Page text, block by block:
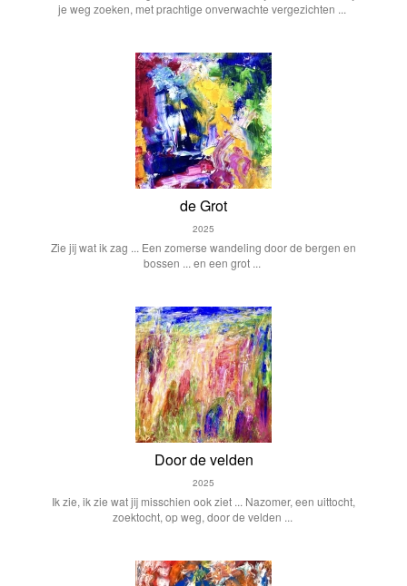
je weg zoeken, met prachtige onverwachte vergezichten ...
de Grot
2025
Zie jij wat ik zag ... Een zomerse wandeling door de bergen en
bossen ... en een grot ...
Door de velden
2025
Ik zie, ik zie wat jij misschien ook ziet ... Nazomer, een uittocht,
zoektocht, op weg, door de velden ...